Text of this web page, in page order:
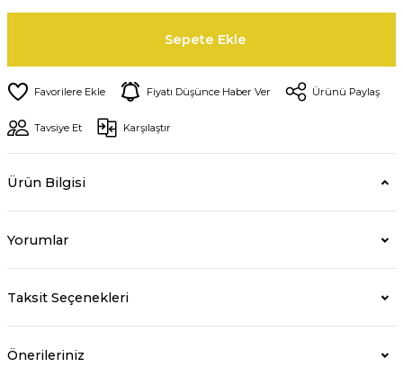
Sepete Ekle
Fiyatı Düşünce Haber Ver Ürünü Paylaş
Tavsiye Et Karşılaştır
Ürün Bilgisi
Yorumlar
Taksit Seçenekleri
Önerileriniz